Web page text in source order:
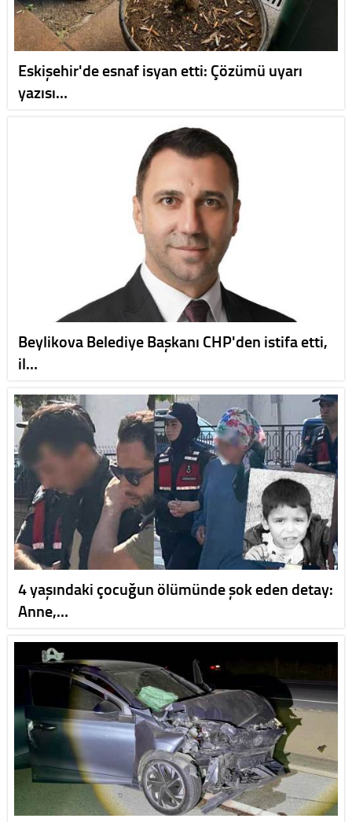
Eskişehir'de esnaf isyan etti: Çözümü uyarı
yazısı…
Beylikova Belediye Başkanı CHP'den istifa etti,
il…
4 yaşındaki çocuğun ölümünde şok eden detay:
Anne,…